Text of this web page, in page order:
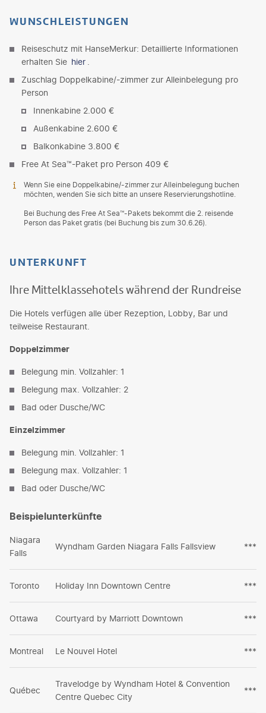
WUNSCHLEISTUNGEN
Reiseschutz mit HanseMerkur: Detaillierte Informationen
erhalten Sie hier
Zuschlag Doppelkabine/-zimmer zur Alleinbelegung pro
Person
Innenkabine 2.000 €
Außenkabine 2.600 €
Balkonkabine 3.800 €
Free At Sea™-Paket pro Person 409 €
Wenn Sie eine Doppelkabine/-zimmer zur Alleinbelegung buchen
möchten, wenden Sie sich bitte an unsere Reservierungshotline.
Bei Buchung des Free At Sea™-Pakets bekommt die 2. reisende
Person das Paket gratis (bei Buchung bis zum 30.6.26).
UNTERKUNFT
Ihre Mittelklassehotels während der Rundreise
Die Hotels verfügen alle über Rezeption, Lobby, Bar und
teilweise Restaurant.
Doppelzimmer
Belegung min. Vollzahler: 1
Belegung max. Vollzahler: 2
Bad oder Dusche/WC
Einzelzimmer
Belegung min. Vollzahler: 1
Belegung max. Vollzahler: 1
Bad oder Dusche/WC
Beispielunterkünfte
Niagara
Falls
Wyndham Garden Niagara Falls Fallsview ***
Toronto Holiday Inn Downtown Centre ***
Ottawa Courtyard by Marriott Downtown ***
Montreal Le Nouvel Hotel ***
Québec
Travelodge by Wyndham Hotel & Convention
Centre Quebec City
***